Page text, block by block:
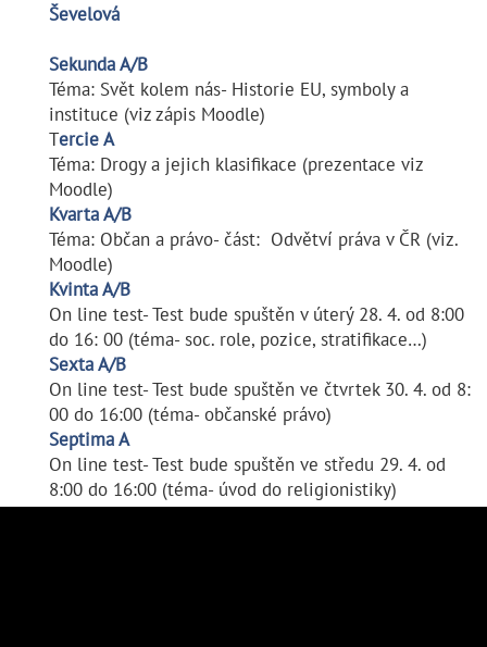
Ševelová
Sekunda A/B
Téma: Svět kolem nás- Historie EU, symboly a
instituce (viz zápis Moodle)
Tercie A
Téma: Drogy a jejich klasifikace (prezentace viz
Moodle)
Kvarta A/B
Téma: Občan a právo- část: Odvětví práva v ČR (viz.
Moodle)
Kvinta A/B
On line test- Test bude spuštěn v úterý 28. 4. od 8:00
do 16: 00 (téma- soc. role, pozice, stratifikace…)
Sexta A/B
On line test- Test bude spuštěn ve čtvrtek 30. 4. od 8:
00 do 16:00 (téma- občanské právo)
Septima A
On line test- Test bude spuštěn ve středu 29. 4. od
8:00 do 16:00 (téma- úvod do religionistiky)